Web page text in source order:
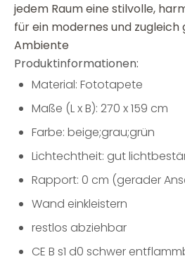
jedem Raum eine stilvolle,
für ein modernes und zugleich
Ambiente
Produktinformationen:
Material: Fototapete
Maße (L x B): 270 x 159 cm
Farbe: beige;grau;grün
Lichtechtheit: gut
Rapport: 0 cm (gerader
Wand einkleistern
restlos abziehbar
CE B s1 d0 schwer